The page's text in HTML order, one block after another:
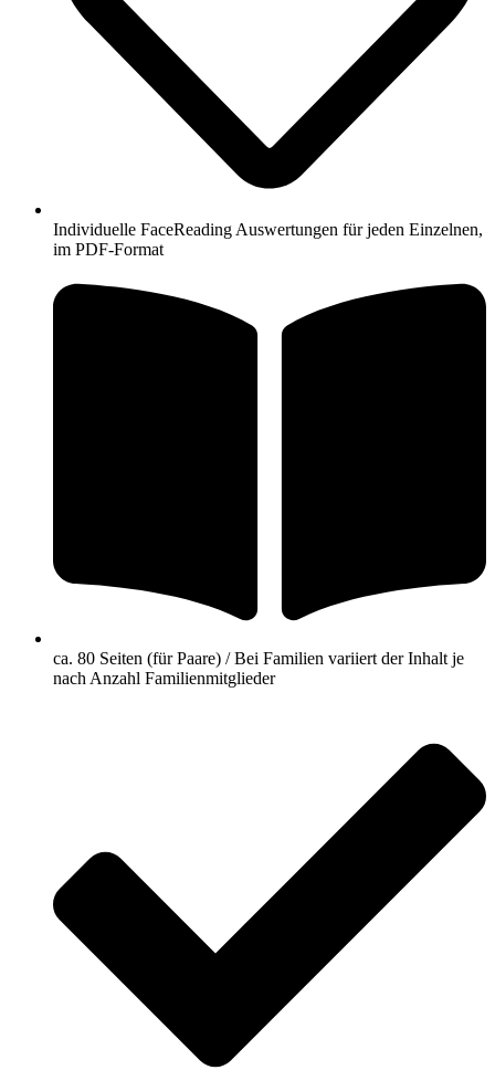
Individuelle FaceReading Auswertungen für jeden Einzelnen,
im PDF-Format
ca. 80 Seiten (für Paare) / Bei Familien variiert der Inhalt je
nach Anzahl Familienmitglieder